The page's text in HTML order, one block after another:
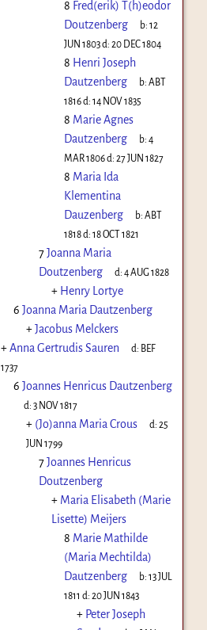
8 Fred(erik) T(h)eodor
Doutzenberg
b:12
JUN 1803d: 20 DEC 1804
8 Henri Joseph
Dautzenberg
b:ABT
1816d: 14 NOV 1835
8 Marie Agnes
Dautzenberg
b:4
MAR 1806d: 27 JUN 1827
8 Maria Ida
Klementina
Dauzenberg
b:ABT
1818d: 18 OCT 1821
7Joanna Maria
Doutzenberg
d:4 AUG 1828
+ Henry Lortye
6 Joanna Maria Dautzenberg
+Jacobus Melckers
+Anna Gertrudis Sauren d: BEF
1737
6 Joannes Henricus Dautzenberg
d:3 NOV 1817
+ (Jo)anna Maria Crous d:25
JUN 1799
7Joannes Henricus
Doutzenberg
+ Maria Elisabeth (Marie
Lisette) Meijers
8 Marie Mathilde
(Maria Mechtilda)
Dautzenberg
b:13 JUL
1811 d: 20 JUN 1843
+ Peter Joseph